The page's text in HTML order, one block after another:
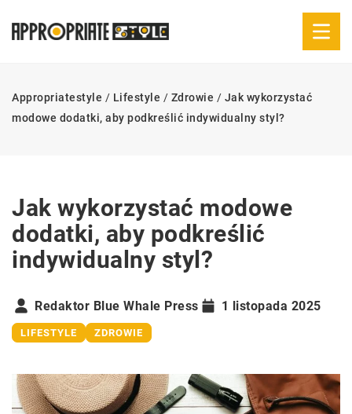
Appropriatestyle / Lifestyle / Zdrowie / Jak wykorzystać
modowe dodatki, aby podkreślić indywidualny styl?
Jak wykorzystać modowe
dodatki, aby podkreślić
indywidualny styl?
Redaktor Blue Whale Press 1 listopada 2025
LIFESTYLE ZDROWIE